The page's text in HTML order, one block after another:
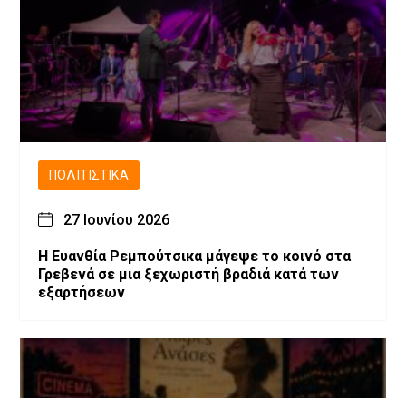
ΠΟΛΙΤΙΣΤΙΚΆ
27 Ιουνίου 2026
Η Ευανθία Ρεμπούτσικα μάγεψε το κοινό στα
Γρεβενά σε μια ξεχωριστή βραδιά κατά των
εξαρτήσεων